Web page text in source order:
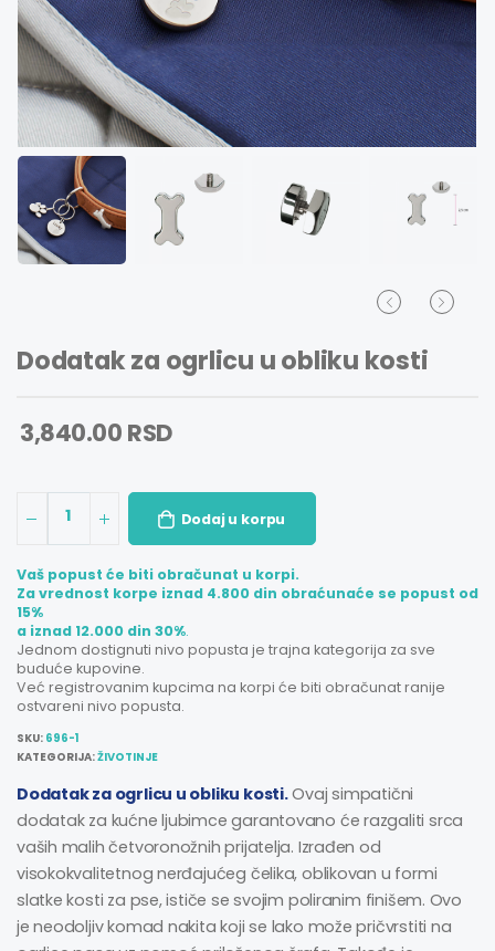
Dodatak za ogrlicu u obliku kosti
3,840.00 RSD
1 Dodaj u korpu
Vaš popust će biti obračunat u korpi.
Za vrednost korpe iznad 4.800 din obraćunaće se popust od
15%
a iznad 12.000 din 30%.
Jednom dostignuti nivo popusta je trajna kategorija za sve
buduće kupovine.
Već registrovanim kupcima na korpi će biti obračunat ranije
ostvareni nivo popusta.
SKU: 696-1
KATEGORIJA:ŽIVOTINJE
Dodatak za ogrlicu u obliku kosti.Ovaj simpatični
dodatak za kućne ljubimce garantovano će razgaliti srca
vaših malih četvoronožnih prijatelja. Izrađen od
visokokvalitetnog nerđajućeg čelika, oblikovan u formi
slatke kosti za pse, ističe se svojim poliranim finišem. Ovo
je neodoljiv komad nakita koji se lako može pričvrstiti na